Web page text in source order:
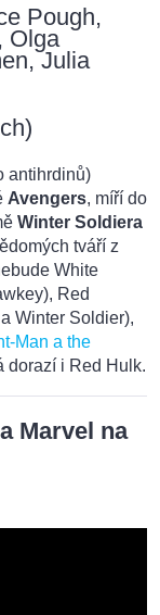
Pough,
Olga
Julia
antihrdinů)
Avengers, míří do
Winter Soldiera
tváří z
White
Red
Winter Soldier),
Man a the
dorazí i Red Hulk.
Marvel na